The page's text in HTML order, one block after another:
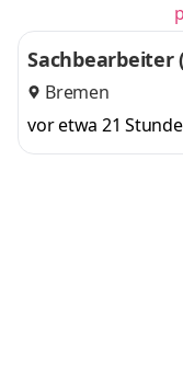
Sachbearbeiter
Bremen
vor etwa 21